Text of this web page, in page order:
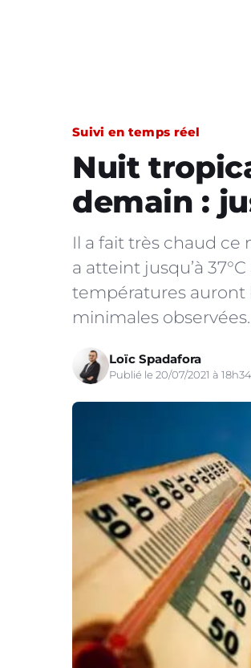
Suivi en temps réel
Nuit
demain :
Il a fait très chaud
a atteint jusqu’à
températures auront
minimales
Loïc Spadafora
Publié le 20/07/2021 à 18h34